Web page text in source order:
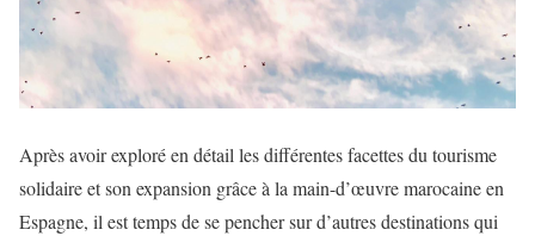
Après avoir exploré en détail les différentes facettes du tourisme
solidaire et son expansion grâce à la main-d’œuvre marocaine en
Espagne, il est temps de se pencher sur d’autres destinations qui